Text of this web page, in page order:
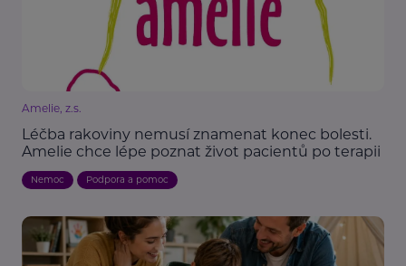
Amelie, z.s.
Léčba rakoviny nemusí znamenat konec bolesti.
Amelie chce lépe poznat život pacientů po terapii
Nemoc Podpora a pomoc